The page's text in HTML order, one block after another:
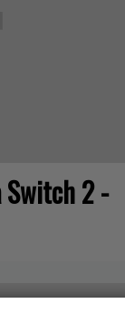
Switch 2 -